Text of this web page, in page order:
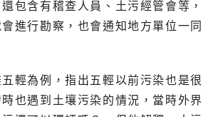
包含有稽查人員、土污經管會等，
進行勘察，也會通知地方單位一同
輕為例，指出五輕以前污染也是很
也遇到土壤污染的情況，當時外界